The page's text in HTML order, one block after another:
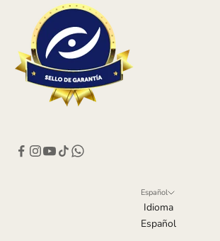
Español
Idioma
Español